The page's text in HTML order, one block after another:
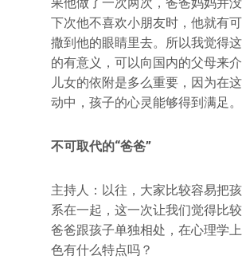
果他做了一次两次，爸爸妈妈并没
下次他不喜欢小朋友时，他就有
撒到他的眼睛里去。所以我觉得
的有意义，可以向国内的父母来
儿女的依附是多么重要，因为在
动中，孩子的心灵能够得到满足。
不可取代的“爸爸”
主持人：以往，大家比较容易把
系在一起，这一次让我们觉得比
爸爸跟孩子单独相处，在心理学
色有什么特点吗？